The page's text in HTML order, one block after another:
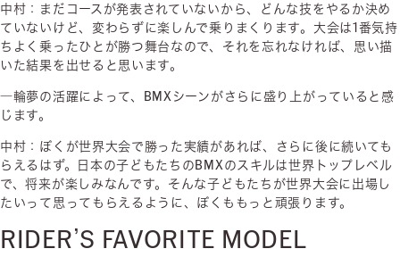
中村：まだコースが発表されていないから、どんな技をやるか決め
ていないけど、変わらずに楽しんで乗りまくります。大会は1番気持
ちよく乗ったひとが勝つ舞台なので、それを忘れなければ、思い描
いた結果を出せると思います。
―輪夢の活躍によって、BMXシーンがさらに盛り上がっていると感
じます。
中村：ぼくが世界大会で勝った実績があれば、さらに後に続いても
らえるはず。日本の子どもたちのBMXのスキルは世界トップレベル
で、将来が楽しみなんです。そんな子どもたちが世界大会に出場し
たいって思ってもらえるように、ぼくももっと頑張ります。
RIDER’S FAVORITE MODEL